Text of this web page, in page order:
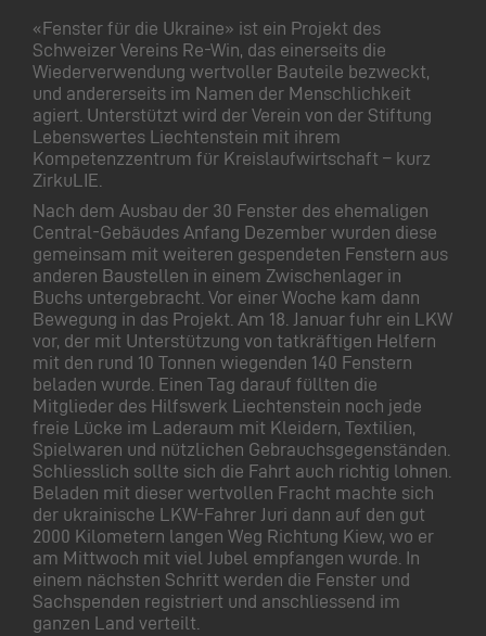
«Fenster für die Ukraine» ist ein Projekt des
Schweizer Vereins Re-Win, das einerseits die
Wiederverwendung wertvoller Bauteile bezweckt,
und andererseits im Namen der Menschlichkeit
agiert. Unterstützt wird der Verein von der Stiftung
Lebenswertes Liechtenstein mit ihrem
Kompetenzzentrum für Kreislaufwirtschaft – kurz
ZirkuLIE.
Nach dem Ausbau der 30 Fenster des ehemaligen
Central-Gebäudes Anfang Dezember wurden diese
gemeinsam mit weiteren gespendeten Fenstern aus
anderen Baustellen in einem Zwischenlager in
Buchs untergebracht. Vor einer Woche kam dann
Bewegung in das Projekt. Am 18. Januar fuhr ein LKW
vor, der mit Unterstützung von tatkräftigen Helfern
mit den rund 10 Tonnen wiegenden 140 Fenstern
beladen wurde. Einen Tag darauf füllten die
Mitglieder des Hilfswerk Liechtenstein noch jede
freie Lücke im Laderaum mit Kleidern, Textilien,
Spielwaren und nützlichen Gebrauchsgegenständen.
Schliesslich sollte sich die Fahrt auch richtig lohnen.
Beladen mit dieser wertvollen Fracht machte sich
der ukrainische LKW-Fahrer Juri dann auf den gut
2000 Kilometern langen Weg Richtung Kiew, wo er
am Mittwoch mit viel Jubel empfangen wurde. In
einem nächsten Schritt werden die Fenster und
Sachspenden registriert und anschliessend im
ganzen Land verteilt.